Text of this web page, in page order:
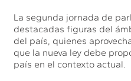
La segunda jornada de
destacadas figuras del
del país, quienes
que la nueva ley debe
país en el contexto actual.